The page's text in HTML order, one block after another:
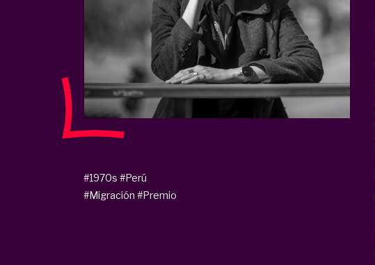
#1970s #Perú
#Migración #Premio